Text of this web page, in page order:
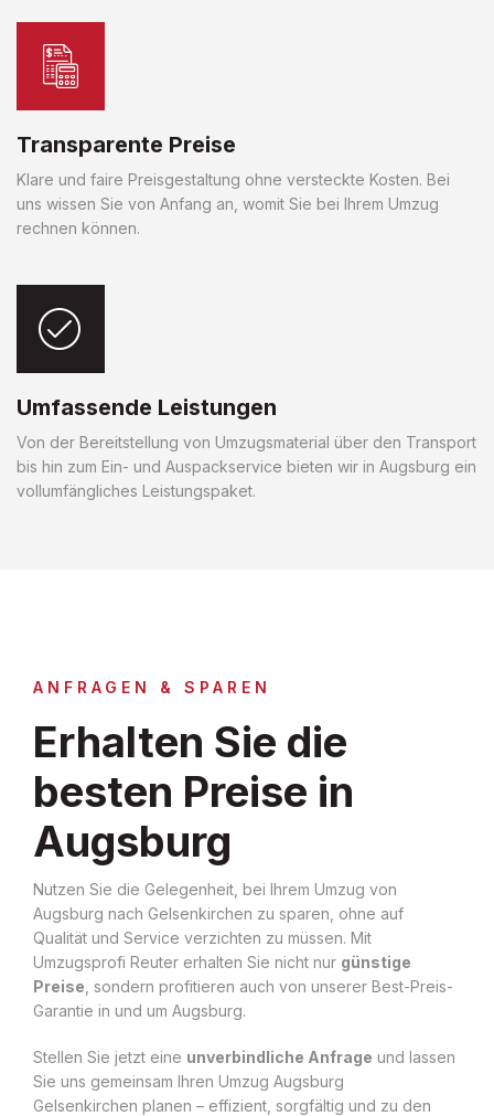
Transparente Preise
Klare und faire Preisgestaltung ohne versteckte Kosten. Bei
uns wissen Sie von Anfang an, womit Sie bei Ihrem Umzug
rechnen können.
Umfassende Leistungen
Von der Bereitstellung von Umzugsmaterial über den Transport
bis hin zum Ein- und Auspackservice bieten wir in Augsburg ein
vollumfängliches Leistungspaket.
ANFRAGEN & SPAREN
Erhalten Sie die
besten Preise in
Augsburg
Nutzen Sie die Gelegenheit, bei Ihrem Umzug von
Augsburg nach Gelsenkirchen zu sparen, ohne auf
Qualität und Service verzichten zu müssen. Mit
Umzugsprofi Reuter erhalten Sie nicht nur günstige
Preise , sondern profitieren auch von unserer Best-Preis-
Garantie in und um Augsburg.
Stellen Sie jetzt eine unverbindliche Anfrage und lassen
Sie uns gemeinsam Ihren Umzug Augsburg
Gelsenkirchen planen – effizient, sorgfältig und zu den